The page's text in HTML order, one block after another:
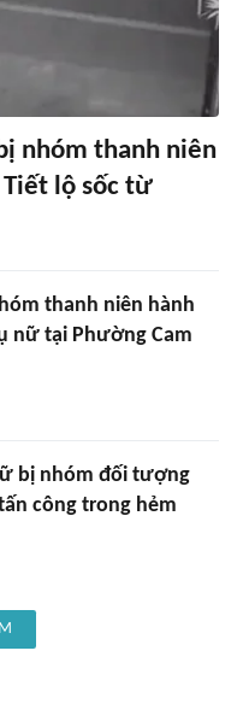
nhóm thanh niên
lộ sốc từ
thanh niên hành
nữ tại Phường Cam
bị nhóm đối tượng
công trong hẻm